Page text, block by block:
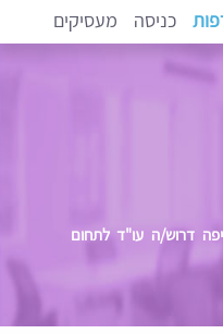
כניסה מעסיקים
דרוש/ה עו"ד לתחום